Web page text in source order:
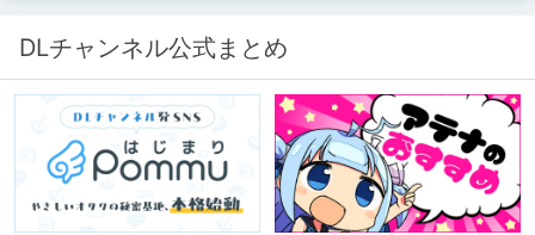
DLチャンネル公式まとめ